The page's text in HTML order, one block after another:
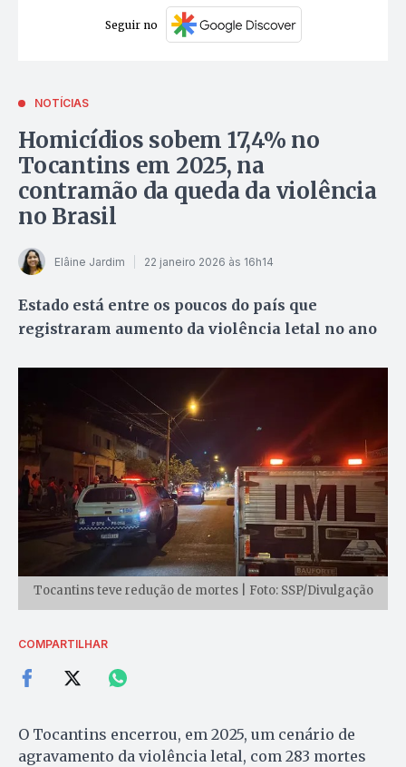
Seguir no
NOTÍCIAS
Homicídios sobem 17,4% no
Tocantins em 2025, na
contramão da queda da violência
no Brasil
Elâine Jardim 22 janeiro 2026 às 16h14
Estado está entre os poucos do país que
registraram aumento da violência letal no ano
Tocantins teve redução de mortes | Foto: SSP/Divulgação
COMPARTILHAR
O Tocantins encerrou, em 2025, um cenário de
agravamento da violência letal, com 283 mortes